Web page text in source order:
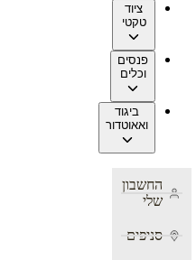
ציוד
טקטי
פנסים
וכלים
ביגוד
ואאוטדור
החשבון
שלי
סניפים